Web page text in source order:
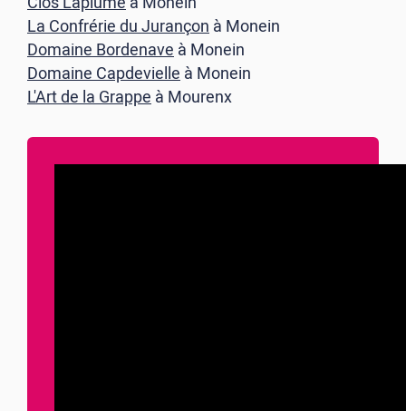
La Confrérie du Jurançonà Monein
Domaine Bordenaveà Monein
Domaine Capdevielleà Monein
L'Art de la Grappeà Mourenx